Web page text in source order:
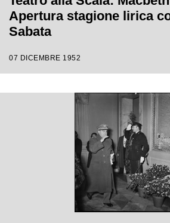
Apertura stagione lirica
Sabata
07 DICEMBRE 1952